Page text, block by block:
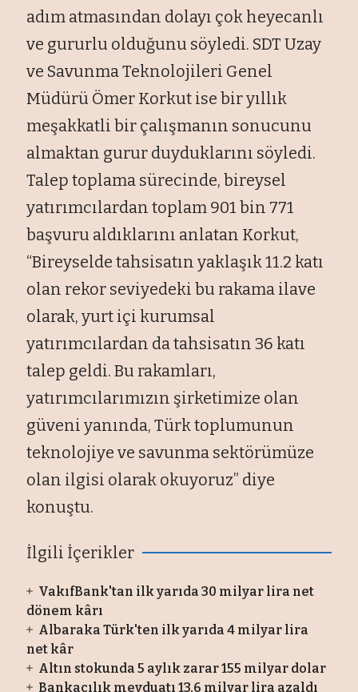
adım atmasından dolayı çok heyecanlı
ve gururlu olduğunu söyledi. SDT Uzay
ve Savunma Teknolojileri Genel
Müdürü Ömer Korkut ise bir yıllık
meşakkatli bir çalışmanın sonucunu
almaktan gurur duyduklarını söyledi.
Talep toplama sürecinde, bireysel
yatırımcılardan toplam 901 bin 771
başvuru aldıklarını anlatan Korkut,
“Bireyselde tahsisatın yaklaşık 11.2 katı
olan rekor seviyedeki bu rakama ilave
olarak, yurt içi kurumsal
yatırımcılardan da tahsisatın 36 katı
talep geldi. Bu rakamları,
yatırımcılarımızın şirketimize olan
güveni yanında, Türk toplumunun
teknolojiye ve savunma sektörümüze
olan ilgisi olarak okuyoruz” diye
konuştu.
İlgili İçerikler
VakıfBank'tan ilk yarıda 30 milyar lira net
dönem kârı
Albaraka Türk'ten ilk yarıda 4 milyar lira
net kâr
Altın stokunda 5 aylık zarar 155 milyar dolar
Bankacılık mevduatı 13,6 milyar lira azaldı